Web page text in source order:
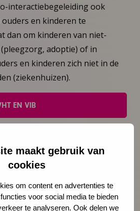
maakt gebruik van
cookies
om content en advertenties te
voor social media te bieden
te analyseren. Ook delen we
interactiebegeleiding ook
en kinderen te
dan om kinderen van niet-
adoptie) of in
en kinderen zich niet in de
(ziekenhuizen).
EN VIB
de rubriek ‘Doen wat werkt’
NCJ nieuwsbrief. Deze
methodieken of
JGZ. Tip onze redactie door